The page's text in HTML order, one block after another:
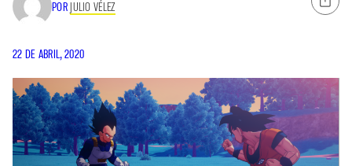
POR JULIO VÉLEZ
22 DE ABRIL, 2020